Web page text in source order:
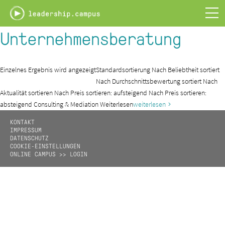
-
PLAY.LEARN.LEAD
Unternehmensberatung
Einzelnes Ergebnis wird angezeigtStandardsortierung Nach Beliebtheit sortiert
Nach Durchschnittsbewertung sortiert Nach
Aktualität sortieren Nach Preis sortieren: aufsteigend Nach Preis sortieren:
absteigend Consulting & Mediation Weiterlesenweiterlesen
KONTAKT
IMPRESSUM
DATENSCHUTZ
COOKIE-EINSTELLUNGEN
ONLINE CAMPUS >> LOGIN